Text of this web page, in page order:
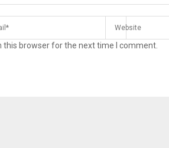
this browser for the next time I comment.